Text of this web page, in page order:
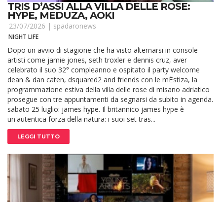
TRIS D’ASSI ALLA VILLA DELLE ROSE:
HYPE, MEDUZA, AOKI
23/07/2026 | spadaronews
NIGHT LIFE
Dopo un avvio di stagione che ha visto alternarsi in console
artisti come jamie jones, seth troxler e dennis cruz, aver
celebrato il suo 32° compleanno e ospitato il party welcome
dean & dan caten, dsquared2 and friends con le mËstiza, la
programmazione estiva della villa delle rose di misano adriatico
prosegue con tre appuntamenti da segnarsi da subito in agenda.
sabato 25 luglio: james hype. Il britannico james hype è
un'autentica forza della natura: i suoi set tras...
LEGGI TUTTO